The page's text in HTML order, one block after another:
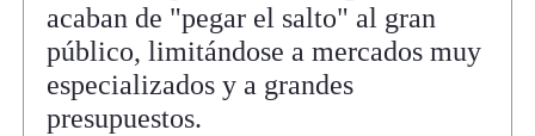
acaban de "pegar el salto" al gran
público, limitándose a mercados muy
especializados y a grandes
presupuestos.